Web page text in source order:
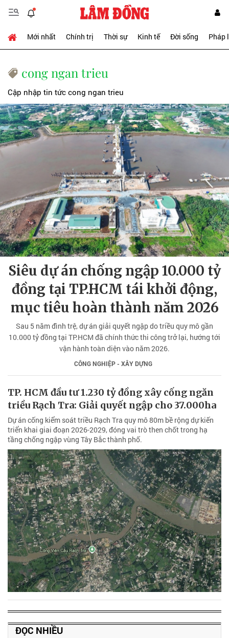
Mới nhất Chính trị Thời sự Kinh tế Đời sống Pháp
cong ngan trieu
Cập nhập tin tức cong ngan trieu
Siêu dự án chống ngập 10.000 tỷ
đồng tại TP.HCM tái khởi động,
mục tiêu hoàn thành năm 2026
Sau 5 năm đình trệ, dự án giải quyết ngập do triều quy mô gần
10.000 tỷ đồng tại TP.HCM đã chính thức thi công trở lại, hướng tới
vận hành toàn diện vào năm 2026.
CÔNG NGHIỆP - XÂY DỰNG
TP. HCM đầu tư 1.230 tỷ đồng xây cống ngăn
triều Rạch Tra: Giải quyết ngập cho 37.000ha
Dự án cống kiểm soát triều Rạch Tra quy mô 80m bề rộng dự kiến
triển khai giai đoạn 2026-2029, đóng vai trò then chốt trong hạ
tầng chống ngập vùng Tây Bắc thành phố.
ĐỌC NHIỀU